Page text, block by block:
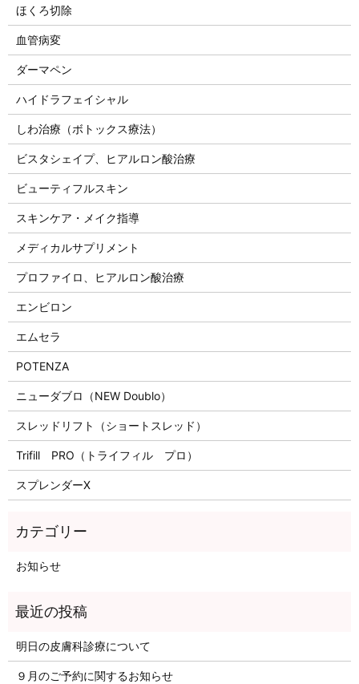
ほくろ切除
血管病変
ダーマペン
ハイドラフェイシャル
しわ治療（ボトックス療法）
ビスタシェイプ、ヒアルロン酸治療
ビューティフルスキン
スキンケア・メイク指導
メディカルサプリメント
プロファイロ、ヒアルロン酸治療
エンビロン
エムセラ
POTENZA
ニューダブロ（NEW Doublo）
スレッドリフト（ショートスレッド）
Trifill PRO（トライフィル プロ）
スプレンダーX
お知らせ
明日の皮膚科診療について
９月のご予約に関するお知らせ